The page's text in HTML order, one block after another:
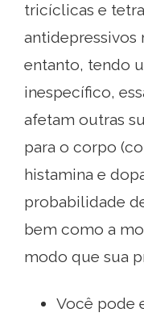
tricíclicas e
antidepressivos
entanto, tendo
inespecífico,
afetam outras
para o corpo
histamina e
probabilidade
bem como a
modo que sua
Você pode